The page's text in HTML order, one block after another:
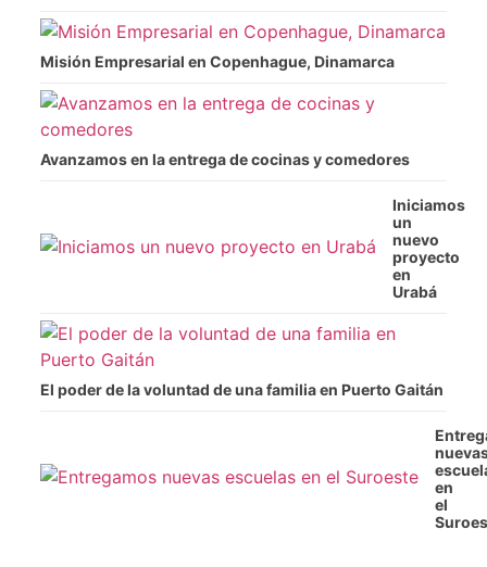
Misión Empresarial en Copenhague, Dinamarca
Avanzamos en la entrega de cocinas y comedores
Iniciamos
un
nuevo
proyecto
en
Urabá
El poder de la voluntad de una familia en Puerto Gaitán
en
el